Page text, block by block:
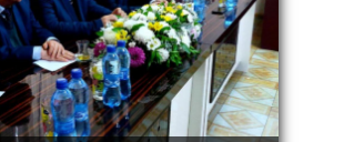
зодрӯзи шоири
Абулқосим Лоҳутӣ